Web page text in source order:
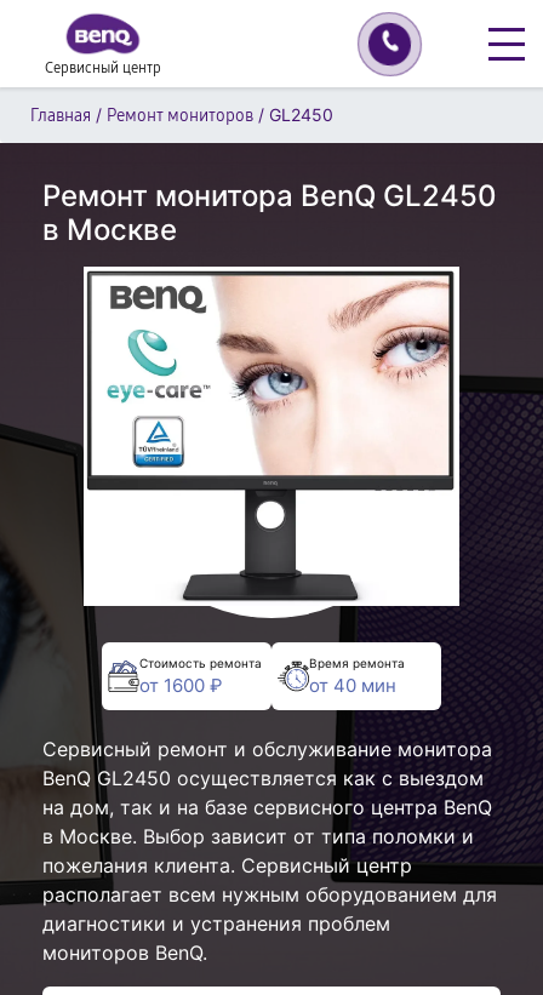
Сервисный центр
Главная / Ремонт мониторов / GL2450
Ремонт монитора BenQ GL2450
в Москве
Стоимость ремонта
от 1600 ₽
Время ремонта
от 40 мин
Сервисный ремонт и обслуживание монитора
BenQ GL2450 осуществляется как с выездом
на дом, так и на базе сервисного центра BenQ
в Москве. Выбор зависит от типа поломки и
пожелания клиента. Сервисный центр
располагает всем нужным оборудованием для
диагностики и устранения проблем
мониторов BenQ.